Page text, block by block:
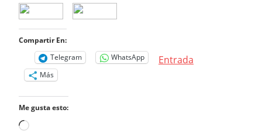
Compartir En:
Telegram
WhatsApp Entrada
Más
Me gusta esto:
Cargando...